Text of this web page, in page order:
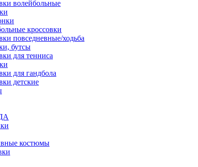
волейбольные
кроссовки
повседневные/ходьба
бутсы
для тенниса
для гандбола
детские
костюмы